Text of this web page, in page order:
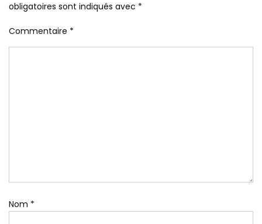
obligatoires sont indiqués avec *
Commentaire *
Nom *